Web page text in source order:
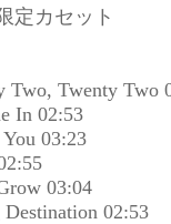
限定カセッ
Two, Twenty Two
In 02:53
03:23
03:04
02:53